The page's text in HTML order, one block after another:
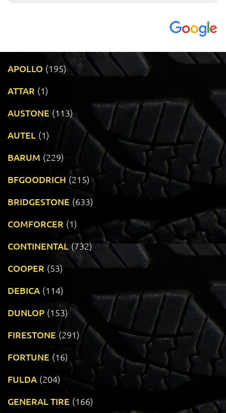
APOLLO (195)
ATTAR (1)
AUSTONE (113)
AUTEL (1)
BARUM (229)
BFGOODRICH (215)
BRIDGESTONE (633)
COMFORCER (1)
CONTINENTAL (732)
COOPER (53)
DEBICA (114)
DUNLOP (153)
FIRESTONE (291)
FORTUNE (16)
FULDA (204)
GENERAL TIRE (166)